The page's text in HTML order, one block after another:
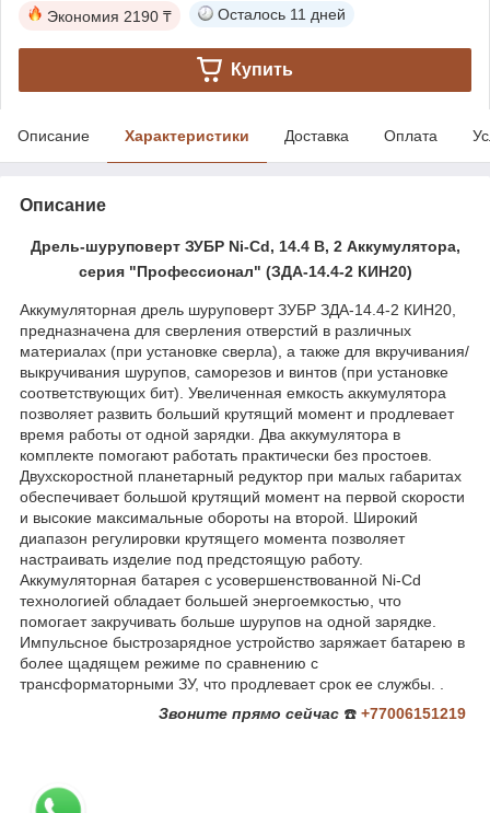
Экономия 2190 ₸ Осталось 11 дней
Купить
Описание Характеристики Доставка Оплата
Описание
Дрель-шуруповерт ЗУБР Ni-Cd, 14.4 В, 2 Аккумулятора,
серия "Профессионал" (ЗДА-14.4-2 КИН20)
Аккумуляторная дрель шуруповерт ЗУБР ЗДА-14.4-2 КИН20,
предназначена для сверления отверстий в различных
материалах (при установке сверла), а также для вкручивания/
выкручивания шурупов, саморезов и винтов (при установке
соответствующих бит). Увеличенная емкость аккумулятора
позволяет развить больший крутящий момент и продлевает
время работы от одной зарядки. Два аккумулятора в
комплекте помогают работать практически без простоев.
Двухскоростной планетарный редуктор при малых габаритах
обеспечивает большой крутящий момент на первой скорости
и высокие максимальные обороты на второй. Широкий
диапазон регулировки крутящего момента позволяет
настраивать изделие под предстоящую работу.
Аккумуляторная батарея с усовершенствованной Ni-Cd
технологией обладает большей энергоемкостью, что
помогает закручивать больше шурупов на одной зарядке.
Импульсное быстрозарядное устройство заряжает батарею в
более щадящем режиме по сравнению с
трансформаторными ЗУ, что продлевает срок ее службы. .
Звоните прямо сейчас ☎️ +77006151219